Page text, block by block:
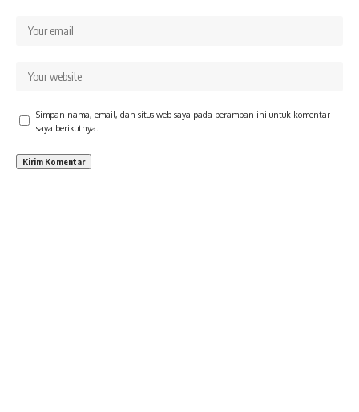
Simpan nama, email, dan situs web saya pada peramban ini untuk komentar
saya berikutnya.